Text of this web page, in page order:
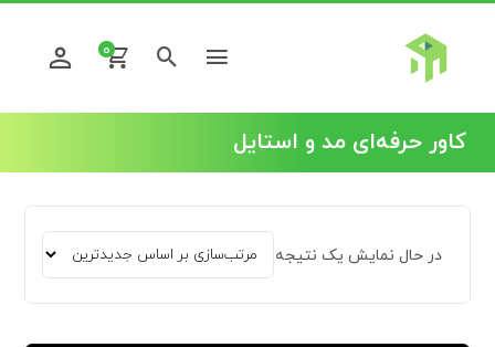
0
کاور حرفه‌ای مد و استایل
در حال نمایش یک نتیجه